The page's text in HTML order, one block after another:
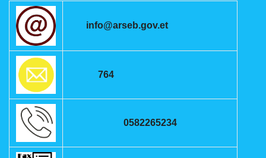
info@arseb.gov.et
764
0582265234